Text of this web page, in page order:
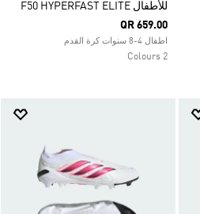
للأطفال F50 HYPERFAST ELITE
QR 659.00
اطفال 4-8 سنوات كرة القدم
2 Colours